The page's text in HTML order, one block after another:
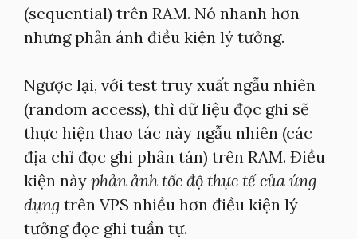
(sequential) trên RAM. Nó nhanh hơn
nhưng phản ánh điều kiện lý tưởng.
Ngược lại, với test truy xuất ngẫu nhiên
(random access), thì dữ liệu đọc ghi sẽ
thực hiện thao tác này ngẫu nhiên (các
địa chỉ đọc ghi phân tán) trên RAM. Điều
kiện này phản ảnh tốc độ thực tế của ứng
dụng trên VPS nhiều hơn điều kiện lý
tưởng đọc ghi tuần tự.